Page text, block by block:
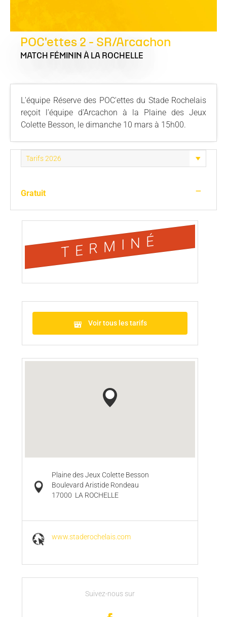
POC'ettes 2 - SR/Arcachon
MATCH FÉMININ À LA ROCHELLE
L'équipe Réserve des POC'ettes du Stade Rochelais
reçoit l'équipe d'Arcachon à la Plaine des Jeux
Colette Besson, le dimanche 10 mars à 15h00.
Gratuit —
TERMINÉ
Voir tous les tarifs
Plaine des Jeux Colette Besson
Boulevard Aristide Rondeau
17000 LA ROCHELLE
www.staderochelais.com
Suivez-nous sur